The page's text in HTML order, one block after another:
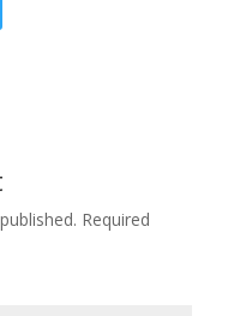
Required